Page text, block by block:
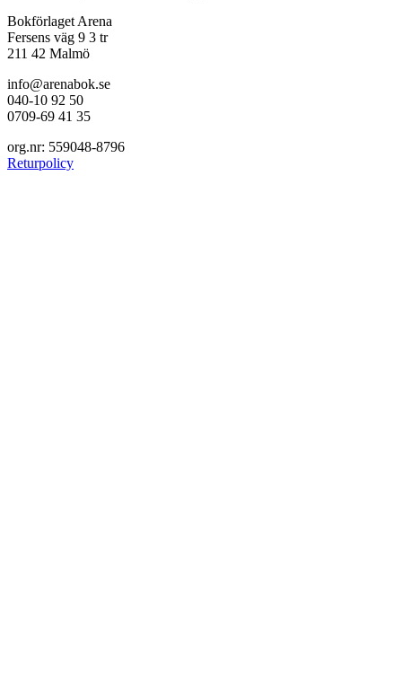
Bokförlaget Arena
Fersens väg 9 3 tr
211 42 Malmö
info@arenabok.se
040-10 92 50
0709-69 41 35
org.nr: 559048-8796
Returpolicy